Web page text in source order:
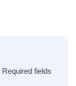
Required fields